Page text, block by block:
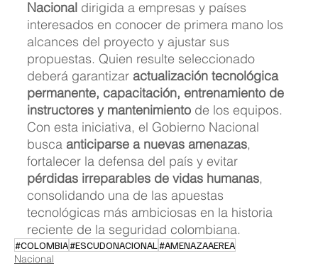
Nacional dirigida a empresas y países
interesados en conocer de primera mano los
alcances del proyecto y ajustar sus
propuestas. Quien resulte seleccionado
deberá garantizar actualización tecnológica
permanente, capacitación, entrenamiento de
instructores y mantenimiento de los equipos.
Con esta iniciativa, el Gobierno Nacional
busca anticiparse a nuevas amenazas,
fortalecer la defensa del país y evitar
pérdidas irreparables de vidas humanas,
consolidando una de las apuestas
tecnológicas más ambiciosas en la historia
reciente de la seguridad colombiana.
#COLOMBIA#ESCUDONACIONAL #AMENAZAAEREA
Nacional